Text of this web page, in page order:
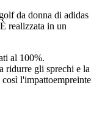
da donna di adidas
realizzata in un
al 100%.
ridurre gli sprechi e la
l'impattoempreinte